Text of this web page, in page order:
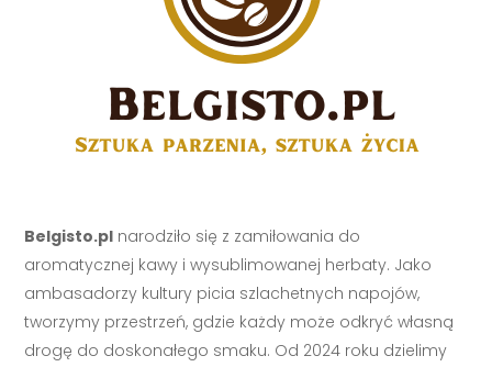
Belgisto.pl narodziło się z zamiłowania do
aromatycznej kawy i wysublimowanej herbaty. Jako
ambasadorzy kultury picia szlachetnych napojów,
tworzymy przestrzeń, gdzie każdy może odkryć własną
drogę do doskonałego smaku. Od 2024 roku dzielimy